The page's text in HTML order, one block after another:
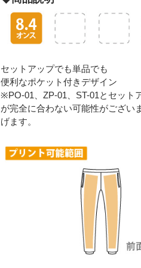
セットアップでも単品でも
便利なポケット付きデザイン
※PO-01、ZP-01、ST-01とセット
が完全に合わない可能性がござい
げます。